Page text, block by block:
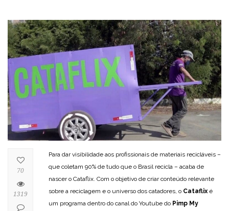
Para dar visibilidade aos profissionais de materiais recicláveis –
que coletam 90% de tudo que o Brasil recicla – acaba de
nascer o Cataflix. Com o objetivo de criar conteúdo relevante
sobre a reciclagem e o universo dos catadores, o Cataflix é
um programa dentro do canal do Youtube do Pimp My
70
1319